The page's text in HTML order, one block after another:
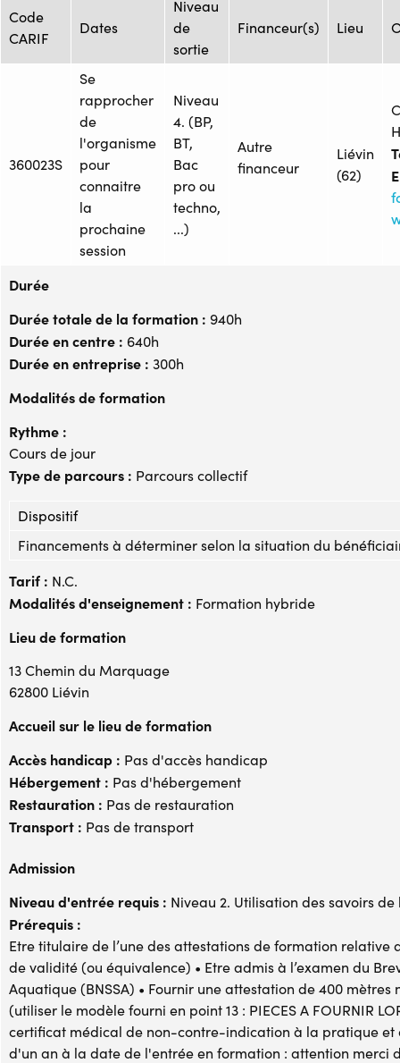
Code
CARIF
Dates
Niveau
de
sortie
Financeur(s) Lieu
360023S
Se
rapprocher
de
l'organisme
pour
connaitre
la
prochaine
session
Niveau
4. (BP,
BT,
Bac
pro ou
techno,
...)
Autre
financeur
Liévin
(62)
Durée
Durée totale de la formation : 940h
Durée en centre : 640h
Durée en entreprise : 300h
Modalités de formation
Rythme :
Cours de jour
Type de parcours : Parcours collectif
Dispositif
Financements à déterminer selon la situation du
Tarif : N.C.
Modalités d'enseignement : Formation hybride
Lieu de formation
13 Chemin du Marquage
62800 Liévin
Accueil sur le lieu de formation
Accès handicap : Pas d'accès handicap
Hébergement : Pas d'hébergement
Restauration : Pas de restauration
Transport : Pas de transport
Admission
Niveau d'entrée requis : Niveau 2. Utilisation des savoirs de
Prérequis :
Etre titulaire de l’une des attestations de formation relative
de validité (ou équivalence) • Etre admis à l’examen du
Aquatique (BNSSA) • Fournir une attestation de 400
(utiliser le modèle fourni en point 13 : PIECES A FOURNIR
certificat médical de non-contre-indication à la pratique
d'un an à la date de l'entrée en formation : attention merci